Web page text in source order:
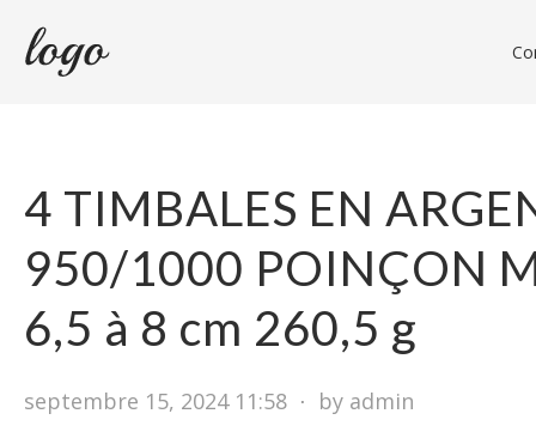
4 TIMBALES EN
950/1000 POINÇON
6,5 à 8 cm 260,5 g
septembre 15, 2024 11:58 ⋅ by admin